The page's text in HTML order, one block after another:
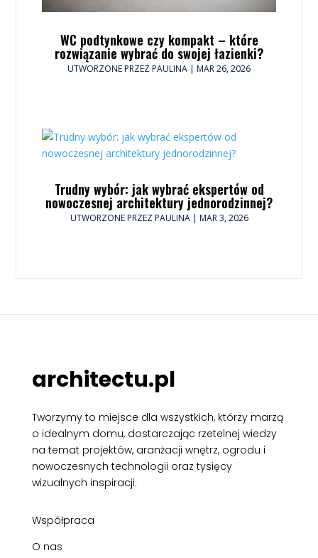
WC podtynkowe czy kompakt – które
rozwiązanie wybrać do swojej łazienki?
UTWORZONE PRZEZPAULINA | MAR 26, 2026
Trudny wybór: jak wybrać ekspertów od
nowoczesnej architektury jednorodzinnej?
UTWORZONE PRZEZPAULINA| MAR 3, 2026
architectu.pl
Tworzymy to miejsce dla wszystkich, którzy marzą
o idealnym domu, dostarczając rzetelnej wiedzy
na temat projektów, aranżacji wnętrz, ogrodu i
nowoczesnych technologii oraz tysięcy
wizualnych inspiracji.
Współpraca
O nas